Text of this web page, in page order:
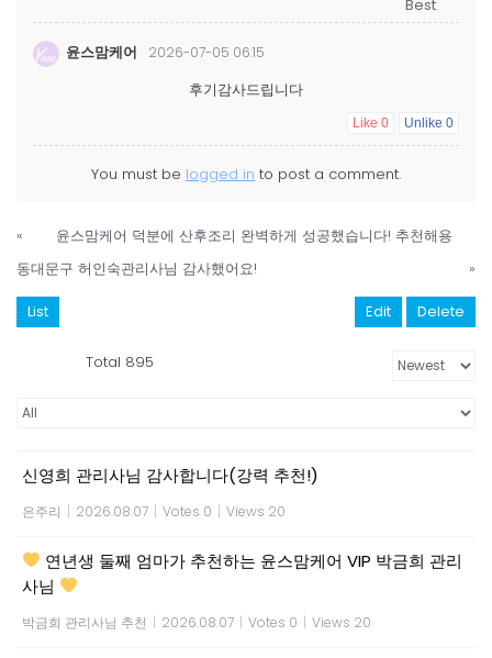
윤스맘케어 2026-07-05 06:15
후기감사드립니다
Like 0 Unlike 0
You must be logged in to post a comment.
«
윤스맘케어 덕분에 산후조리 완벽하게 성공했습니다! 추천해용
동대문구 허인숙관리사님 감사했어요!
»
List Edit Delete
Total 895
신영희 관리사님 감사합니다(강력 추천!)
은주리 | 2026.08.07 | Votes 0 | Views 20
연년생 둘째 엄마가 추천하는 윤스맘케어 VIP 박금희 관리
사님
박금희 관리사님 추천 | 2026.08.07 | Votes 0 | Views 20